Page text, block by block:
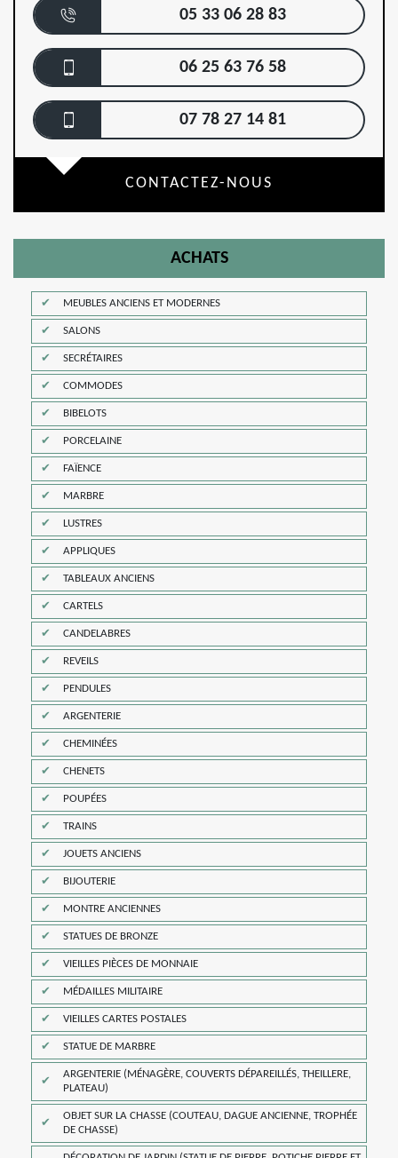
05 33 06 28 83
06 25 63 76 58
07 78 27 14 81
CONTACTEZ-NOUS
ACHATS
MEUBLES ANCIENS ET MODERNES
SALONS
SECRÉTAIRES
COMMODES
BIBELOTS
PORCELAINE
FAÏENCE
MARBRE
LUSTRES
APPLIQUES
TABLEAUX ANCIENS
CARTELS
CANDELABRES
REVEILS
PENDULES
ARGENTERIE
CHEMINÉES
CHENETS
POUPÉES
TRAINS
JOUETS ANCIENS
BIJOUTERIE
MONTRE ANCIENNES
STATUES DE BRONZE
VIEILLES PIÈCES DE MONNAIE
MÉDAILLES MILITAIRE
VIEILLES CARTES POSTALES
STATUE DE MARBRE
ARGENTERIE (MÉNAGÈRE, COUVERTS DÉPAREILLÉS, THEILLERE,
PLATEAU)
OBJET SUR LA CHASSE (COUTEAU, DAGUE ANCIENNE, TROPHÉE
DE CHASSE)